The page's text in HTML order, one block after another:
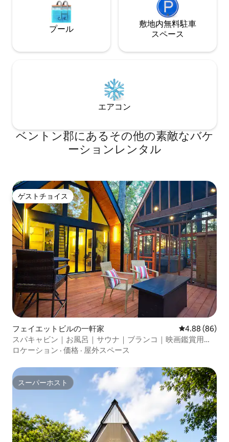
プール
敷地内無料駐⁠車
ス⁠ペ⁠ー⁠ス
エアコン
ベントン郡にあるその他の素敵なバケ
ーションレンタル
ゲストチョイス
ゲストチョイス
フェイエットビルの一軒家 レビュー86件
4.88 (86)
スパキャビン｜お風呂｜サウナ｜ブランコ｜映画鑑賞用ポ
ーチ
ロケーション · 価格 · 屋外スペース
スーパーホスト
スーパーホスト